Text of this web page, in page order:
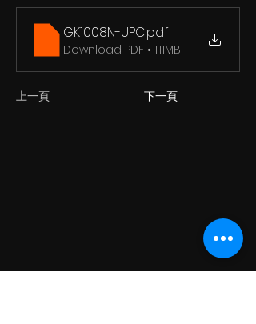
GK1008N-UPC.pdf
Download PDF • 1.11MB
上一頁 下一頁